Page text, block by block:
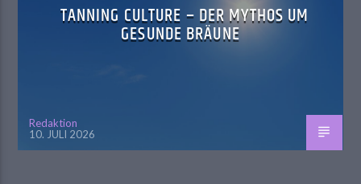
TANNING CULTURE – DER MYTHOS UM
GESUNDE BRÄUNE
Redaktion
10. JULI 2026